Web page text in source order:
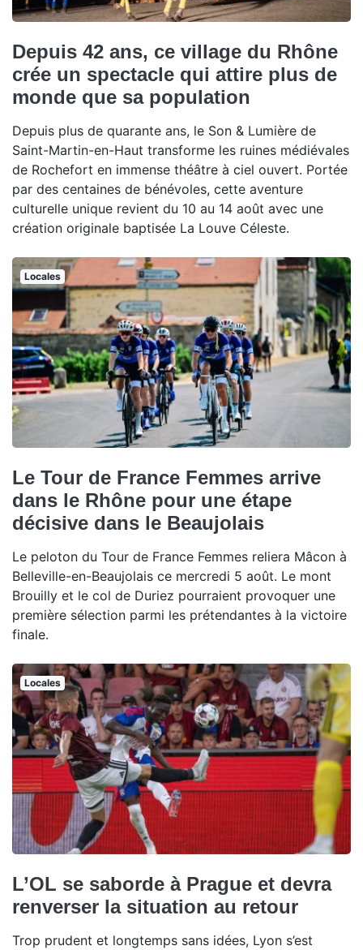
Depuis 42 ans, ce village du Rhône
crée un spectacle qui attire plus de
monde que sa population
Depuis plus de quarante ans, le Son & Lumière de
Saint-Martin-en-Haut transforme les ruines médiévales
de Rochefort en immense théâtre à ciel ouvert. Portée
par des centaines de bénévoles, cette aventure
culturelle unique revient du 10 au 14 août avec une
création originale baptisée La Louve Céleste.
Locales
Le Tour de France Femmes arrive
dans le Rhône pour une étape
décisive dans le Beaujolais
Le peloton du Tour de France Femmes reliera Mâcon à
Belleville-en-Beaujolais ce mercredi 5 août. Le mont
Brouilly et le col de Duriez pourraient provoquer une
première sélection parmi les prétendantes à la victoire
finale.
Locales
L’OL se saborde à Prague et devra
renverser la situation au retour
Trop prudent et longtemps sans idées, Lyon s’est